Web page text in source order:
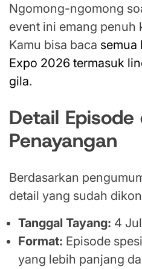
Ngomong-ngomong
event ini emang penuh
Kamu bisa baca semua
Expo 2026 termasuk
gila.
Detail Episode
Penayangan
Berdasarkan
detail yang sudah
Tanggal Tayang: 4
Format: Episode
yang lebih panjang